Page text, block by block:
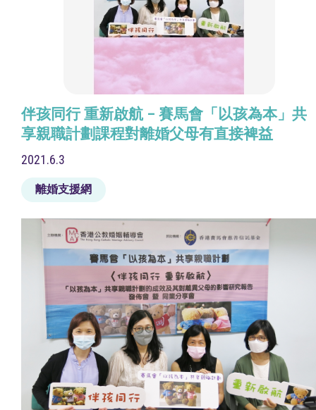
伴孩同行 重新啟航 – 賽馬會「以孩為本」共
享親職計劃課程對離婚父母有直接裨益
2021.6.3
離婚支援網